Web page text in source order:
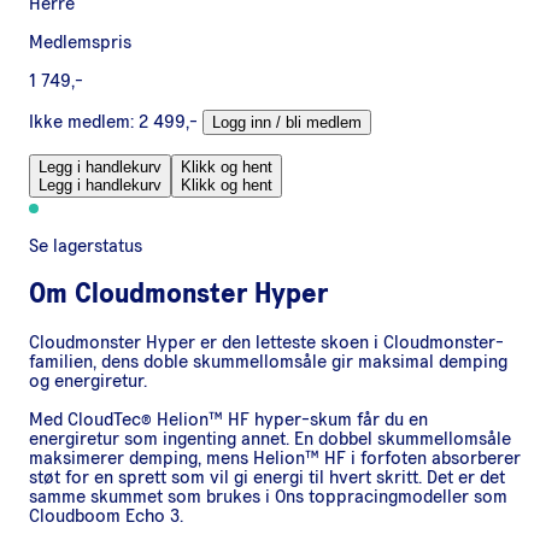
Medlemspris
1 749,-
Ikke medlem: 2 499,- Logg inn / bli medlem
Legg i handlekurv
Legg i handlekurv
Klikk og hent
Klikk og hent
Se lagerstatus
Om Cloudmonster Hyper
Cloudmonster Hyper er den letteste skoen i Cloudmonster-
familien, dens doble skummellomsåle gir maksimal demping
og energiretur.
Med CloudTec® Helion™ HF hyper-skum får du en
energiretur som ingenting annet. En dobbel skummellomsåle
maksimerer demping, mens Helion™ HF i forfoten absorberer
støt for en sprett som vil gi energi til hvert skritt. Det er det
samme skummet som brukes i Ons toppracingmodeller som
Cloudboom Echo 3.